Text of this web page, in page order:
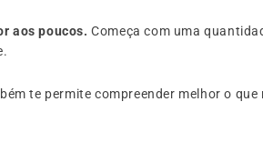
aos poucos.Começa com uma
te permite compreender melhor o